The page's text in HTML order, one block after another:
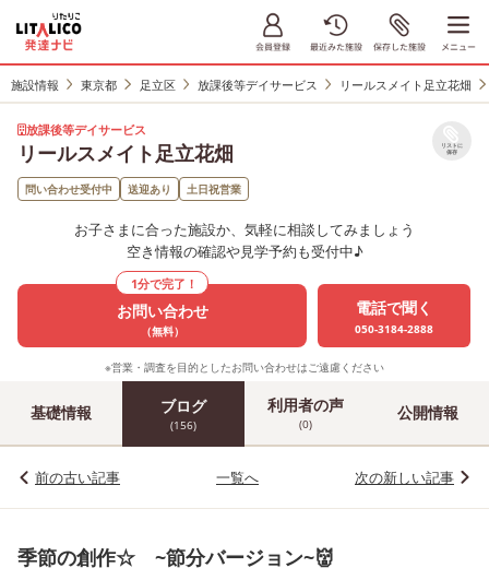
施設情報 東京都 足立区 放課後等デイサービス リールスメイト足立花畑
放課後等デイサービス
リールスメイト足立花畑 リストに
保存
問い合わせ受付中 送迎あり 土日祝営業
お子さまに合った施設か、気軽に相談してみましょう
空き情報の確認や見学予約も受付中♪
1分で完了！
お問い合わせ
（無料）
電話で聞く
050-3184-2888
※営業・調査を目的としたお問い合わせはご遠慮ください
基礎情報 ブログ
(156)
利用者の声
(0)
公開情報
前の古い記事 一覧へ 次の新しい記事
季節の創作☆ ~節分バージョン~👹